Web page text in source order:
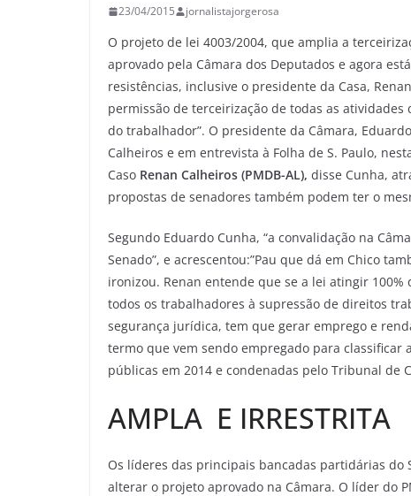
23/04/2015 jornalistajorgerosa
O projeto de lei 4003/2004, que amplia a
aprovado pela Câmara dos Deputados e agora
resistências, inclusive o presidente da Casa,
permissão de terceirização de todas as
do trabalhador”. O presidente da Câmara,
Calheiros e em entrevista à Folha de S. Paulo,
Caso Renan Calheiros (PMDB-AL), disse Cunha,
propostas de senadores também podem ter o
Segundo Eduardo Cunha, “a convalidação na
Senado”, e acrescentou:”Pau que dá em Chico
ironizou. Renan entende que se a lei atingir
todos os trabalhadores à supressão de direitos
segurança jurídica, tem que gerar emprego e
termo que vem sendo empregado para classificar
públicas em 2014 e condenadas pelo Tribunal de
AMPLA E IRRESTRITA
Os líderes das principais bancadas partidárias do
alterar o projeto aprovado na Câmara. O líder do